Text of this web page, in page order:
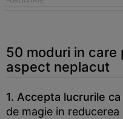
50 moduri in
aspect neplacut
1. Accepta lucrurile
de magie in